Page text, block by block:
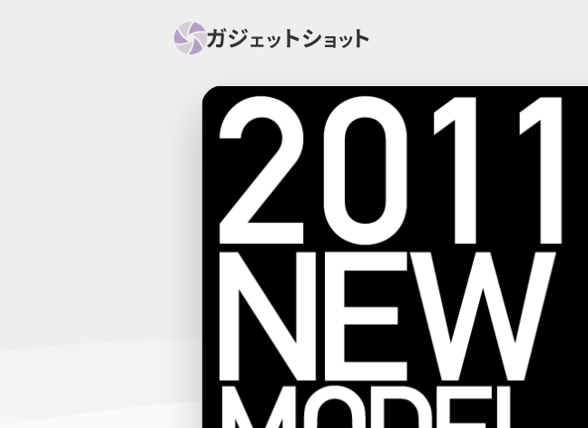
スマホ
セール情報 スマートホーム アクションカメラ
周辺機器